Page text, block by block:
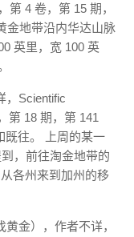
第 4 卷，第 15 期，
金地带沿内华达山脉
英里，宽 100 英
，Scientific
第 18 期，第 141
既往。 上周的某一
，前往淘金地带的
各州来到加州的移
黄金），作者不详，